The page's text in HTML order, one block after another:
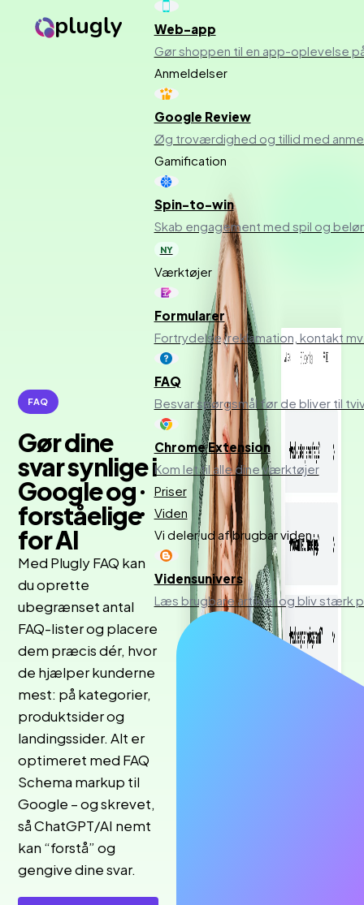
Web-app
Gør shoppen til en app-oplevelse
Anmeldelser
Google Review
Øg troværdighed og tillid med
Gamification
Spin-to-win
Skab engagement med spil og
NY
Værktøjer
Formularer
Fortrydelse, reklamation, kontakt
FAQ
Besvar spørgsmål før de bliver til
Chrome Extension
Kom let til alle dine værktøjer
Priser
Viden
Vi deler ud af brugbar viden
Vidensunivers
Læs brugbare artikler og bliv stærk
FAQ
Gør dine
svar synlige i
Google og
forståelige
for AI
Med Plugly FAQ kan
du oprette
ubegrænset antal
FAQ-lister og placere
dem præcis dér, hvor
de hjælper kunderne
mest: på kategorier,
produktsider og
landingssider. Alt er
optimeret med FAQ
Schema markup til
Google – og skrevet,
så ChatGPT/AI nemt
kan “forstå” og
gengive dine svar.